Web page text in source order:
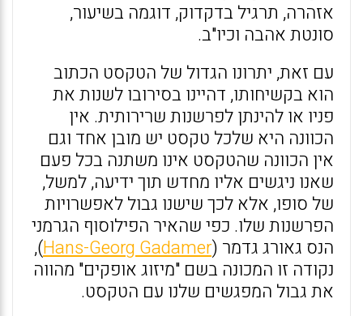
אזהרה, תרגיל בדקדוק, דוגמה בשיעור,
סונטת אהבה וכיו"ב.
עם זאת, יתרונו הגדול של הטקסט הכתוב
הוא בקשיחותו, דהיינו בסירובו לשנות את
פניו או להינתן לפרשנות שרירותית. אין
הכוונה היא שלכל טקסט יש מובן אחד וגם
אין הכוונה שהטקסט אינו משתנה בכל פעם
שאנו ניגשים אליו מחדש תוך ידיעה, למשל,
של סופו, אלא לכך שישנו גבול לאפשרויות
הפרשנות שלו. כפי שהאיר הפילוסוף הגרמני
הנס גאורג גדמר (Hans-Georg Gadamer
),
נקודה זו המכונה בשם "מיזוג אופקים" מהווה
את גבול המפגשים שלנו עם הטקסט.